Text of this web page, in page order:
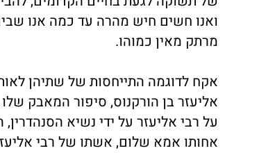
ואנו חשים חיש מהרה עד כמה אנו
מרתק מאין כמוהו.
אקח לדוגמה התייחסות של שתיהן
אליעזר בן הורקנוס, סיפור המאבק
על רבי אליעזר על ידי נשיא
אחותו אמא שלום, אשתו של רבי